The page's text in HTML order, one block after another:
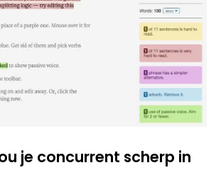
je concurrent scherp in